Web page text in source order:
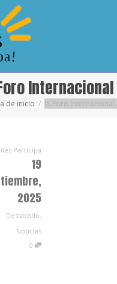
de inicio IX Foro Internacional
Participa
19
2025
Destacado,
Noticias
0